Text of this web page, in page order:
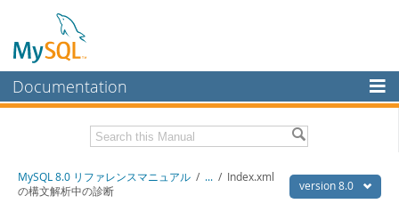
Documentation
MySQL Enterprise
Workbench
Download this Manual version 8.0
MySQL 8.0 リファレンスマニュアル / ... / Index.xml
の構文解析中の診断